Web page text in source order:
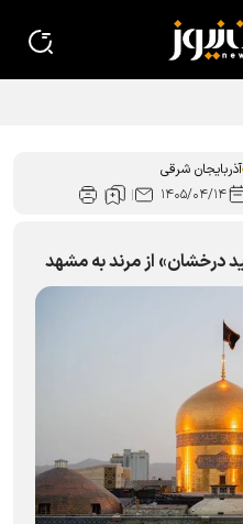
آذربایجان شرقی
۱۴۰۵/۰۴/۱۴